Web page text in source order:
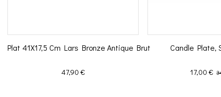
Plat 41X17,5 Cm Lars Bronze Antique Brut
Prix
47,90 €
Candle Plate,
Prix
17,00 €